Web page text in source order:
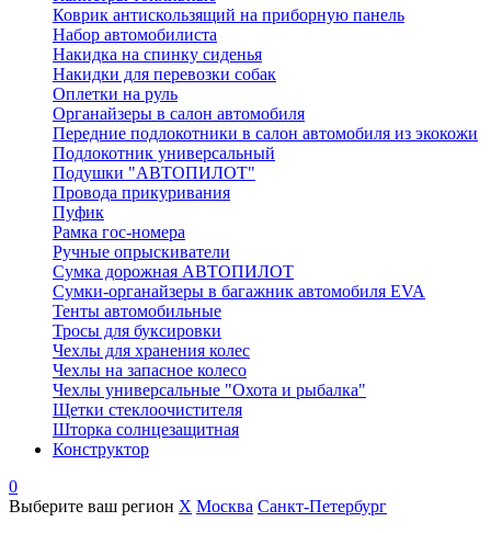
Коврик антискользящий на приборную панель
Набор автомобилиста
Накидка на спинку сиденья
Накидки для перевозки собак
Оплетки на руль
Органайзеры в салон автомобиля
Передние подлокотники в салон автомобиля из экокожи
Подлокотник универсальный
Подушки "АВТОПИЛОТ"
Провода прикуривания
Пуфик
Рамка гос-номера
Ручные опрыскиватели
Сумка дорожная АВТОПИЛОТ
Сумки-органайзеры в багажник автомобиля EVA
Тенты автомобильные
Тросы для буксировки
Чехлы для хранения колес
Чехлы на запасное колесо
Чехлы универсальные "Охота и рыбалка"
Щетки стеклоочистителя
Шторка солнцезащитная
Конструктор
0
Выберите ваш регион X Москва Санкт-Петербург